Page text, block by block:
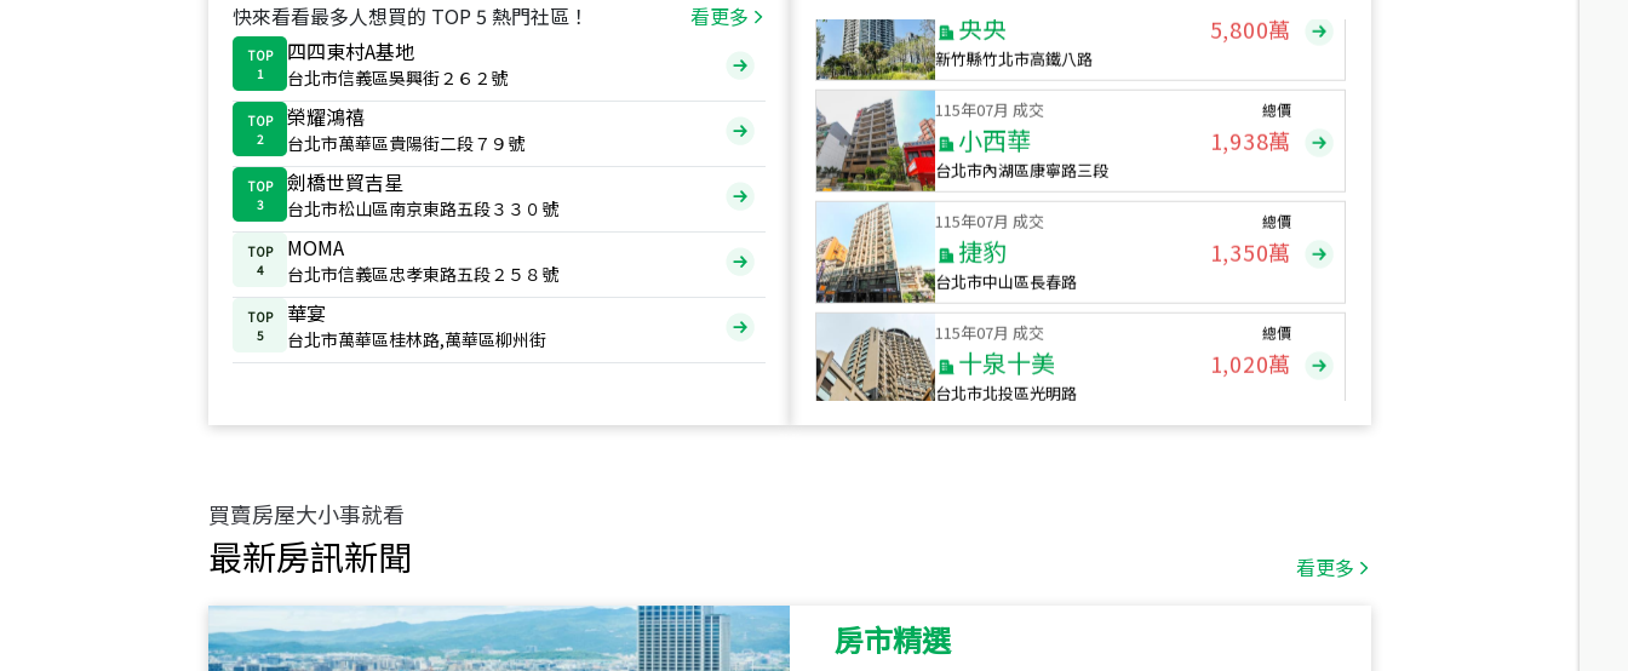
快來看看最多人想買的 TOP 5 熱門社區！ 看更多
TOP
1
四四東村A基地
台北市信義區吳興街２６２號
TOP
2
榮耀鴻禧
台北市萬華區貴陽街二段７９號
TOP
3
劍橋世貿吉星
台北市松山區南京東路五段３３０號
TOP
4
MOMA
台北市信義區忠孝東路五段２５８號
TOP
5
華宴
台北市萬華區桂林路,萬華區柳州街
新竹縣竹北市高鐵八路
115年07月 成交
小西華
台北市內湖區康寧路三段
總價
1,938萬
115年07月 成交
捷豹
台北市中山區長春路
總價
1,350萬
115年07月 成交
十泉十美
台北市北投區光明路
總價
1,020萬
115
買賣房屋大小事就看
最新房訊新聞 看更多
房市精選